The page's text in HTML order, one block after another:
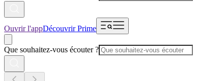
Ouvrir l'appDécouvrir Prime
Que souhaitez-vous écouter ?